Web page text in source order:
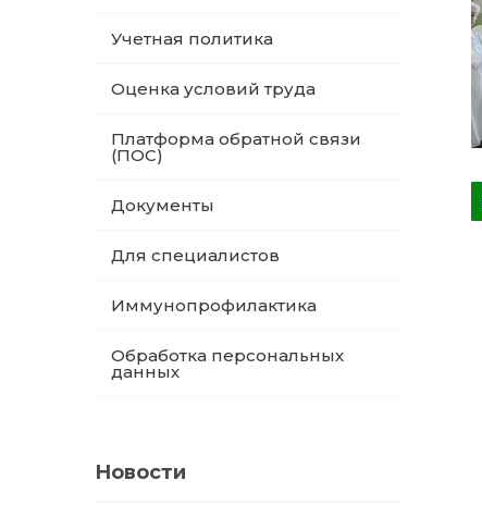
Учетная политика
Оценка условий труда
Платформа обратной связи
(ПОС)
Документы
Для специалистов
Иммунопрофилактика
Обработка персональных
данных
Новости